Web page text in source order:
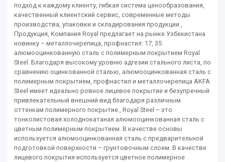
подход к каждому клиенту, гибкая система ценообразования,
качественный клиентский сервис, современные методы
производства, упаковки и складирования продукции.,
Продукция, Компания Royal предлагает на рынке Узбекистана
новинку – металлочерепица, профнастил: 17, 35
алюмооцинкованную сталь с полимерным покрытием Royal
Steel. Благодаря высокому уровню адгезии стального листа, по
сравнению оцинкованной сталью, алюмооцинкованная сталь с
полимерным покрытием, профнастил и металлочерепица AKFA
Steel имеет идеально ровное лицевое покрытие и безупречный
привлекательный внешний вид благодаря различным
оттенкам полимерного покрытие., Royal Steel – это
тонколистовая холоднокатаная алюмооцинкованная сталь с
цветным полимерным покрытием. В качестве основы
используется алюмооцинкованная сталь с предварительной
подготовкой поверхности – грунтовочным слоем. В качестве
лицевого покрытия используется цветное полимерное